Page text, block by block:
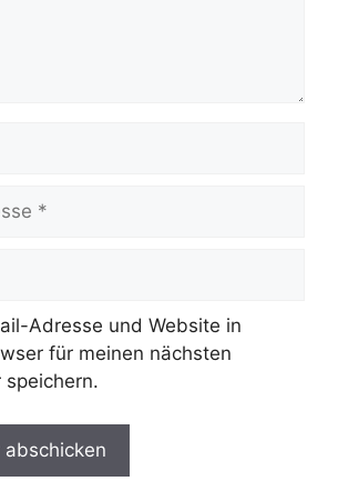
Adresse und Website in
für meinen nächsten
speichern.